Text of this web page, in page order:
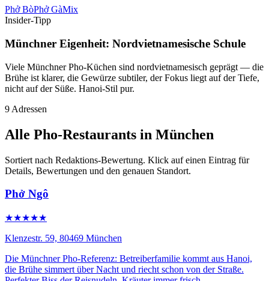
Phở BòPhở GàMix
Insider-Tipp
Münchner Eigenheit: Nordvietnamesische Schule
Viele Münchner Pho-Küchen sind nordvietnamesisch geprägt — die
Brühe ist klarer, die Gewürze subtiler, der Fokus liegt auf der Tiefe,
nicht auf der Süße. Hanoi-Stil pur.
9 Adressen
Alle Pho-Restaurants in München
Sortiert nach Redaktions-Bewertung. Klick auf einen Eintrag für
Details, Bewertungen und den genauen Standort.
Phở Ngô
★★★★★
Klenzestr. 59, 80469 München
Die Münchner Pho-Referenz: Betreiberfamilie kommt aus Hanoi,
die Brühe simmert über Nacht und riecht schon von der Straße.